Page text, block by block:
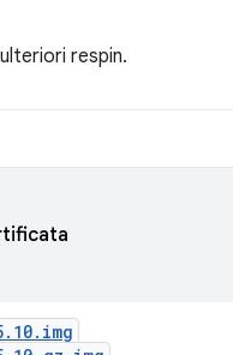
respin.
. 10. img